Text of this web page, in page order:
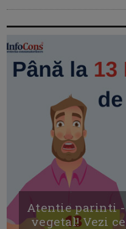
Atentie parinti
vegetal! Vezi